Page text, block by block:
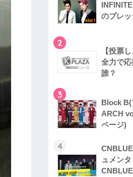
のプレ
2
【投票
全力で
誰？
3
Block
ARCH
ページ)
4
ュメン